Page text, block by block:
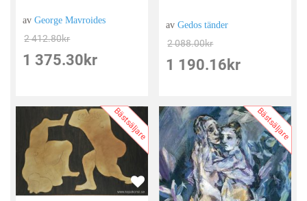
avGeorge Mavroides
2 412.80kr
1 375.30 kr
avGedos tänder
2 088.00kr
1 190.16 kr
Bästsäljare Bästsäljare